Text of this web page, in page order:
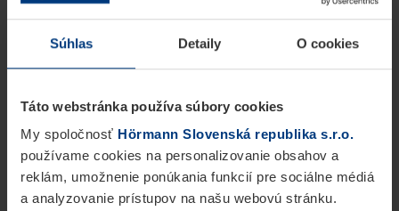
Súhlas Detaily O cookies
Táto webstránka používa súbory cookies
My spoločnosť Hörmann Slovenská republika s.r.o.
používame cookies na personalizovanie obsahov a
reklám, umožnenie ponúkania funkcií pre sociálne médiá
a analyzovanie prístupov na našu webovú stránku.